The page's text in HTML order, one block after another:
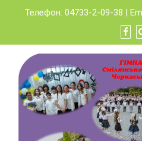
content
Телефон: 04733-2-09-38 |